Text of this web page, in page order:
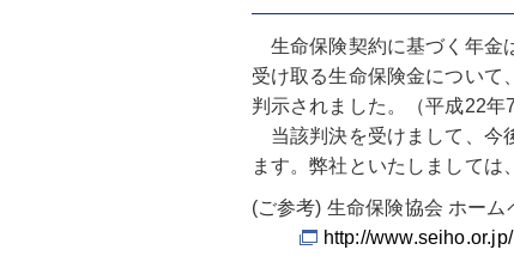
生命保険契約に基づく年金
受け取る生命保険金について
判示されました。（平成22年
当該判決を受けまして、今
ます。弊社といたしましては
(ご参考) 生命保険協会 ホーム
http://www.seiho.or.jp/